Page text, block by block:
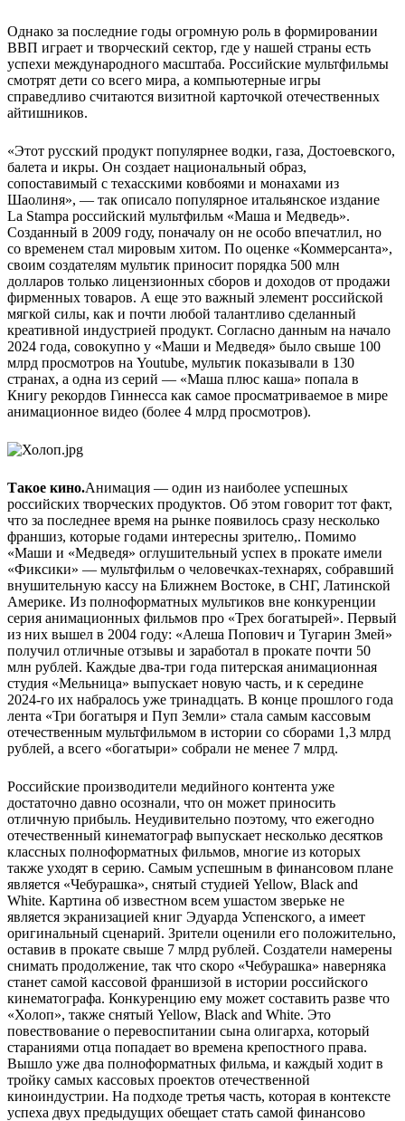
Однако за последние годы огромную роль в формировании
ВВП играет и творческий сектор, где у нашей страны есть
успехи международного масштаба. Российские мультфильмы
смотрят дети со всего мира, а компьютерные игры
справедливо считаются визитной карточкой отечественных
айтишников.
«Этот русский продукт популярнее водки, газа, Достоевского,
балета и икры. Он создает национальный образ,
сопоставимый с техасскими ковбоями и монахами из
Шаолиня», — так описало популярное итальянское издание
La Stampa российский мультфильм «Маша и Медведь».
Созданный в 2009 году, поначалу он не особо впечатлил, но
со временем стал мировым хитом. По оценке «Коммерсанта»,
своим создателям мультик приносит порядка 500 млн
долларов только лицензионных сборов и доходов от продажи
фирменных товаров. А еще это важный элемент российской
мягкой силы, как и почти любой талантливо сделанный
креативной индустрией продукт. Согласно данным на начало
2024 года, совокупно у «Маши и Медведя» было свыше 100
млрд просмотров на Youtube, мультик показывали в 130
странах, а одна из серий — «Маша плюс каша» попала в
Книгу рекордов Гиннесса как самое просматриваемое в мире
анимационное видео (более 4 млрд просмотров).
Такое кино.Анимация — один из наиболее успешных
российских творческих продуктов. Об этом говорит тот факт,
что за последнее время на рынке появилось сразу несколько
франшиз, которые годами интересны зрителю,. Помимо
«Маши и «Медведя» оглушительный успех в прокате имели
«Фиксики» — мультфильм о человечках-технарях, собравший
внушительную кассу на Ближнем Востоке, в СНГ, Латинской
Америке. Из полноформатных мультиков вне конкуренции
серия анимационных фильмов про «Трех богатырей». Первый
из них вышел в 2004 году: «Алеша Попович и Тугарин Змей»
получил отличные отзывы и заработал в прокате почти 50
млн рублей. Каждые два-три года питерская анимационная
студия «Мельница» выпускает новую часть, и к середине
2024-го их набралось уже тринадцать. В конце прошлого года
лента «Три богатыря и Пуп Земли» стала самым кассовым
отечественным мультфильмом в истории со сборами 1,3 млрд
рублей, а всего «богатыри» собрали не менее 7 млрд.
Российские производители медийного контента уже
достаточно давно осознали, что он может приносить
отличную прибыль. Неудивительно поэтому, что ежегодно
отечественный кинематограф выпускает несколько десятков
классных полноформатных фильмов, многие из которых
также уходят в серию. Самым успешным в финансовом плане
является «Чебурашка», снятый студией Yellow, Black and
White. Картина об известном всем ушастом зверьке не
является экранизацией книг Эдуарда Успенского, а имеет
оригинальный сценарий. Зрители оценили его положительно,
оставив в прокате свыше 7 млрд рублей. Создатели намерены
снимать продолжение, так что скоро «Чебурашка» наверняка
станет самой кассовой франшизой в истории российского
кинематографа. Конкуренцию ему может составить разве что
«Холоп», также снятый Yellow, Black and White. Это
повествование о перевоспитании сына олигарха, который
стараниями отца попадает во времена крепостного права.
Вышло уже два полноформатных фильма, и каждый ходит в
тройку самых кассовых проектов отечественной
киноиндустрии. На подходе третья часть, которая в контексте
успеха двух предыдущих обещает стать самой финансово